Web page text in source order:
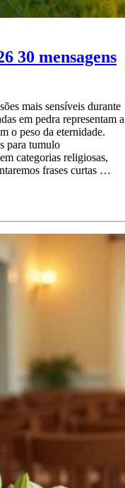
30 mensagens
mais sensíveis durante
em pedra representam a
o peso da eternidade.
para tumulo
categorias religiosas,
frases curtas …